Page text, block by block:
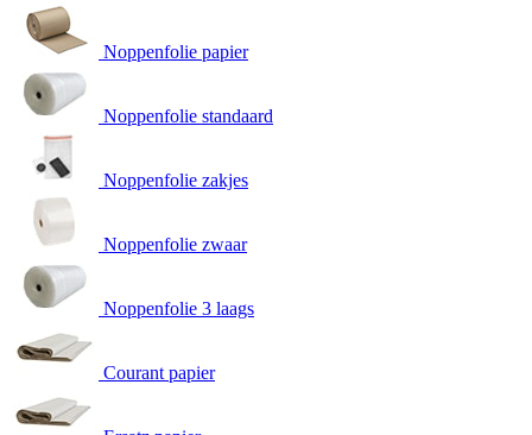
Noppenfolie papier
Noppenfolie standaard
Noppenfolie zakjes
Noppenfolie zwaar
Noppenfolie 3 laags
Courant papier